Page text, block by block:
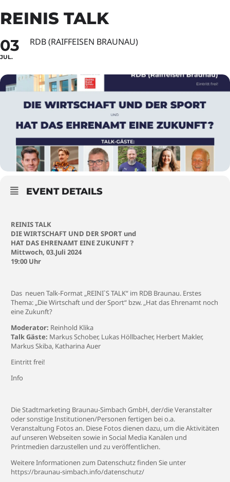
REINIS TALK
03
JUL.
RDB (RAIFFEISEN BRAUNAU)
EVENT DETAILS
REINIS TALK
DIE WIRTSCHAFT UND DER SPORT und
HAT DAS EHRENAMT EINE ZUKUNFT ?
Mittwoch, 03.Juli 2024
19:00 Uhr
Das neuen Talk-Format „REINI`S TALK“ im RDB Braunau. Erstes
Thema: „Die Wirtschaft und der Sport“ bzw. „Hat das Ehrenamt noch
eine Zukunft?
Moderator: Reinhold Klika
Talk Gäste: Markus Schober, Lukas Höllbacher, Herbert Makler,
Markus Skiba, Katharina Auer
Eintritt frei!
Info
Die Stadtmarketing Braunau-Simbach GmbH, der/die Veranstalter
oder sonstige Institutionen/Personen fertigen bei o.a.
Veranstaltung Fotos an. Diese Fotos dienen dazu, um die Aktivitäten
auf unseren Webseiten sowie in Social Media Kanälen und
Printmedien darzustellen und zu veröffentlichen.
Weitere Informationen zum Datenschutz finden Sie unter
https://braunau-simbach.info/datenschutz/